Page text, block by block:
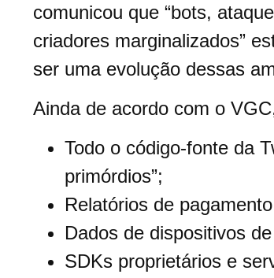
comunicou que “bots,
criadores marginalizados”
ser uma evolução dessas
Ainda de acordo com o
Todo o código-fonte da
primórdios”;
Relatórios de
Dados de dispositivos
SDKs proprietários e